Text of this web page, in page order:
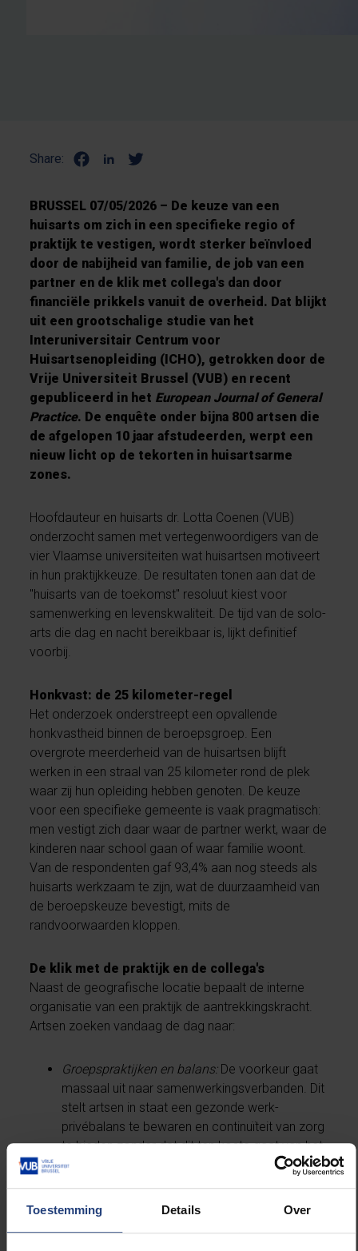
Toestemming Details Over
Share:
BRUSSEL 07/05/2026 – De keuze van een
huisarts om zich in een specifieke regio of
praktijk te vestigen, wordt sterker beïnvloed
door de nabijheid van familie, de job van een
partner en de klik met collega's dan door
financiële prikkels vanuit de overheid. Dat blijkt
uit een grootschalige studie van het
Interuniversitair Centrum voor
Huisartsenopleiding (ICHO), getrokken door de
Vrije Universiteit Brussel (VUB) en recent
gepubliceerd in het European Journal of General
Practice. De enquête onder bijna 800 artsen die
de afgelopen 10 jaar afstudeerden, werpt een
nieuw licht op de tekorten in huisartsarme
zones.
Hoofdauteur en huisarts dr. Lotta Coenen (VUB)
onderzocht samen met vertegenwoordigers van de
vier Vlaamse universiteiten wat huisartsen motiveert
in hun praktijkkeuze. De resultaten tonen aan dat de
"huisarts van de toekomst" resoluut kiest voor
samenwerking en levenskwaliteit. De tijd van de solo-
arts die dag en nacht bereikbaar is, lijkt definitief
voorbij.
Honkvast: de 25 kilometer-regel
Het onderzoek onderstreept een opvallende
honkvastheid binnen de beroepsgroep. Een
overgrote meerderheid van de huisartsen blijft
werken in een straal van 25 kilometer rond de plek
waar zij hun opleiding hebben genoten. De keuze
voor een specifieke gemeente is vaak pragmatisch:
men vestigt zich daar waar de partner werkt, waar de
kinderen naar school gaan of waar familie woont.
Van de respondenten gaf 93,4% aan nog steeds als
huisarts werkzaam te zijn, wat de duurzaamheid van
de beroepskeuze bevestigt, mits de
randvoorwaarden kloppen.
De klik met de praktijk en de collega's
Naast de geografische locatie bepaalt de interne
organisatie van een praktijk de aantrekkingskracht.
Artsen zoeken vandaag de dag naar:
Groepspraktijken en balans:De voorkeur gaat
massaal uit naar samenwerkingsverbanden. Dit
stelt artsen in staat een gezonde werk-
privébalans te bewaren en continuïteit van zorg
te bieden zonder dat dit ten koste gaat van het
eigen welzijn.
collega’s is cruciaal. Respect en een gedeelde